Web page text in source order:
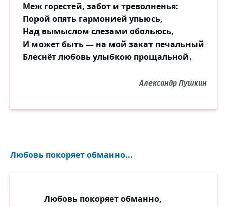
Меж горестей, забот и треволненья:
Порой опять гармонией упьюсь,
Над вымыслом слезами обольюсь,
И может быть — на мой закат печальный
Блеснёт любовь улыбкою прощальной.
Александр Пушкин
Любовь покоряет обманно...
Любовь покоряет обманно,